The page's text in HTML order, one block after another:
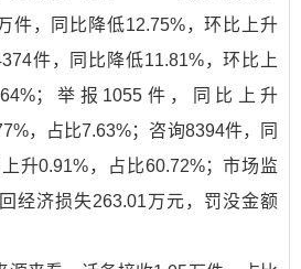
件，同比降低12.75%，环比上升
件，同比降低11.81%，环比上
；举报1055件，同比上升
，占比7.63%；咨询8394件，同
升0.91%，占比60.72%；市场监
经济损失263.01万元，罚没金额